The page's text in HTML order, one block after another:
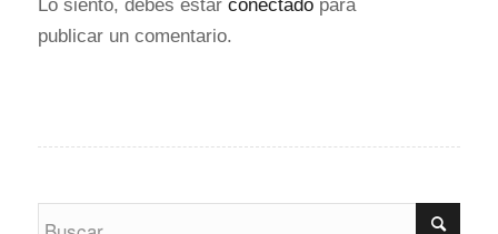
Lo siento, debes estar conectadopara
publicar un comentario.